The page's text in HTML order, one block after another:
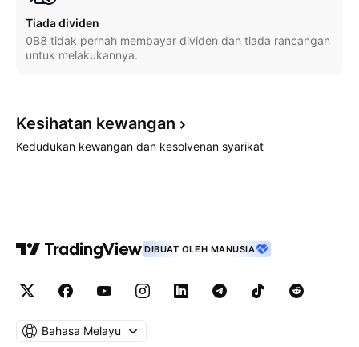
Tiada dividen
0B8 tidak pernah membayar dividen dan tiada rancangan
untuk melakukannya.
Kesihatan kewangan
Kedudukan kewangan dan kesolvenan syarikat
DIBUAT OLEH MANUSIA
Bahasa Melayu